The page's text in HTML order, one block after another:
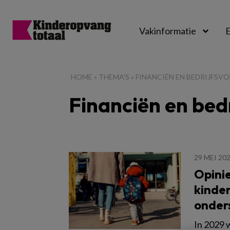
Vakinformatie
HOME » THEMA'S » FINANCIËN EN
Financiën en
29 MEI
In 2029